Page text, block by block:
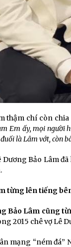
thậm chí còn
Em ấy, mọi người
là Lâm vớt, còn
Dương Bảo Lâm
từng lên tiếng
Bảo Lâm cũng
2015 chê vợ Lê
mạng “ném đá”